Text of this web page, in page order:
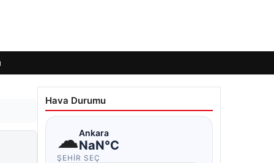
Hava Durumu
☁Ankara
NaN°C
ŞEHIR SEÇ